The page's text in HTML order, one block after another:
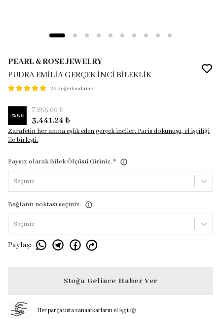
PEARL & ROSE JEWELRY
PUDRA EMİLİA GERÇEK İNCİ BİLEKLİK
26 değerlendirme
%56
7,865.00 ₺
3,441.24 ₺
Zarafetin her anına eşlik eden gerçek inciler. Paris dokunuşu, el işçiliği
ile birleşti.
Paysız olarak Bilek Ölçüsü Giriniz. *
Seçiniz
Bağlantı noktası seçiniz.
Seçiniz
Paylaş:
Stoğa Gelince Haber Ver
Her parça usta zanaatkarların el işçiliği